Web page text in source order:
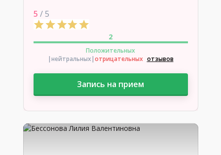
5 / 5
2
Положительных
|нейтральных|отрицательных отзывов
Запись на прием